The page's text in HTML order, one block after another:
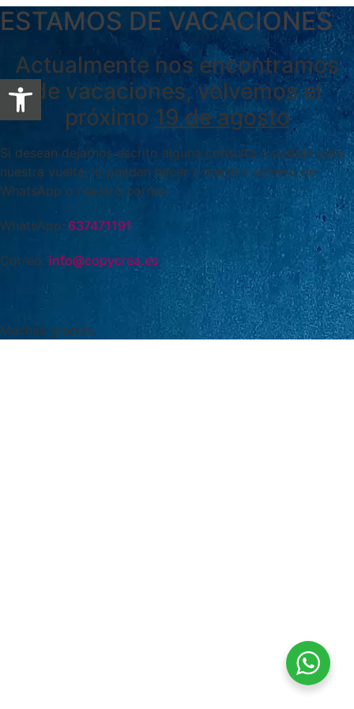
ESTAMOS DE VACACIONES
Actualmente nos encontramos
de vacaciones, volvemos el
próximo 19 de agosto
Si desean dejarnos escrito alguna consulta o pedido para
nuestra vuelta, lo pueden hacer a nuestro número de
WhatsApp o nuestro correo:
WhatsApp: 637471191
Correo: info@copycrea.es
Muchas gracias.
Abrir barra de herramientas